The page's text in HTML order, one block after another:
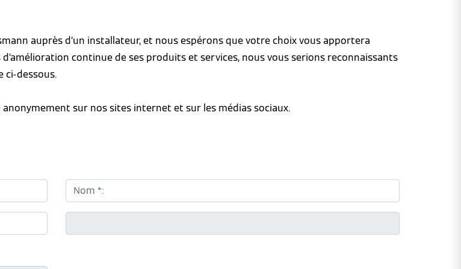
auprès d’un installateur, et nous espérons que votre choix vous apportera
continue de ses produits et services, nous vous serions reconnaissants
ci-dessous.
sur nos sites internet et sur les médias sociaux.
Nom *: